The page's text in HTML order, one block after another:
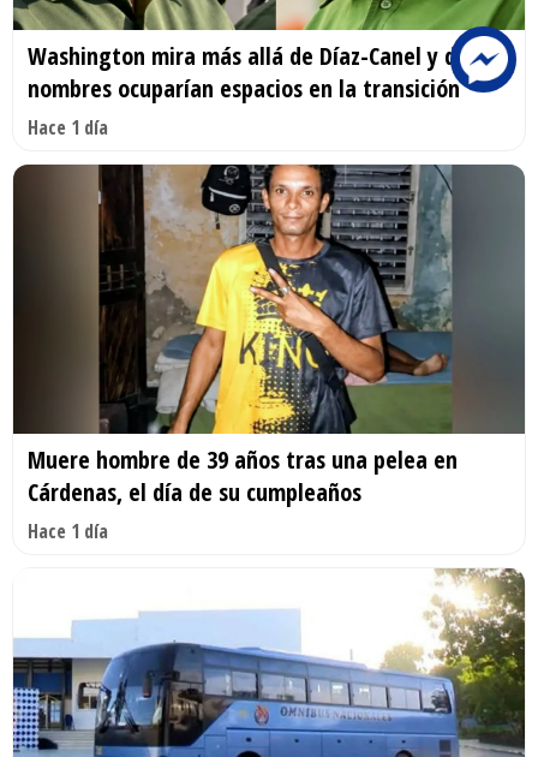
Washington mira más allá de Díaz-Canel y dos
nombres ocuparían espacios en la transición
Hace 1 día
Muere hombre de 39 años tras una pelea en
Cárdenas, el día de su cumpleaños
Hace 1 día